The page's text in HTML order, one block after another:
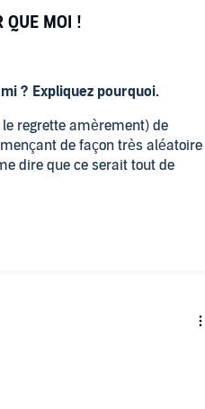
? Expliquez pourquoi.
regrette amèrement) de
de façon très aléatoire
dire que ce serait tout de
chronologique de leur
aux cercles bleus et les
taggés sur les portes de "Pars
QUE MOI !